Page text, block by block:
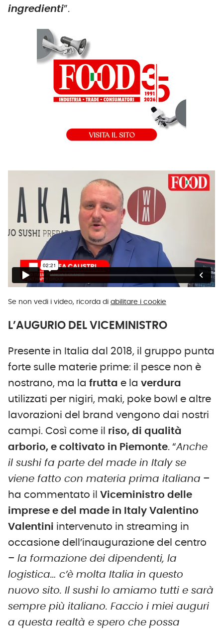
ingredienti”.
Se non vedi i video, ricorda di abilitare i cookie
L’AUGURIO DEL VICEMINISTRO
Presente in Italia dal 2018, il gruppo punta
forte sulle materie prime: il pesce non è
nostrano, ma la frutta e la verdura
utilizzati per nigiri, maki, poke bowl e altre
lavorazioni del brand vengono dai nostri
campi. Così come il riso, di qualità
arborio, e coltivato in Piemonte. “Anche
il sushi fa parte del made in Italy se
viene fatto con materia prima italiana –
ha commentato il Viceministro delle
imprese e del made in Italy Valentino
Valentini intervenuto in streaming in
occasione dell’inaugurazione del centro
– la formazione dei dipendenti, la
logistica… c’è molta Italia in questo
nuovo sito. Il sushi lo amiamo tutti e sarà
sempre più italiano. Faccio i miei auguri
a questa realtà e spero che possa